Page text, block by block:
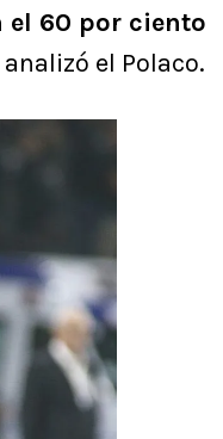
el 60 por ciento
analizó el Polaco.